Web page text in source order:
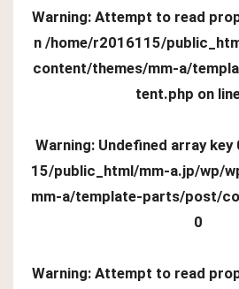
Warning: Attempt to read
n /home/r2016115/
content/themes/mm-a/
tent.php on
Warning: Undefined array key
15/public_html/mm-a.jp/wp/
mm-a/template-parts/post/
0
Warning: Attempt to read